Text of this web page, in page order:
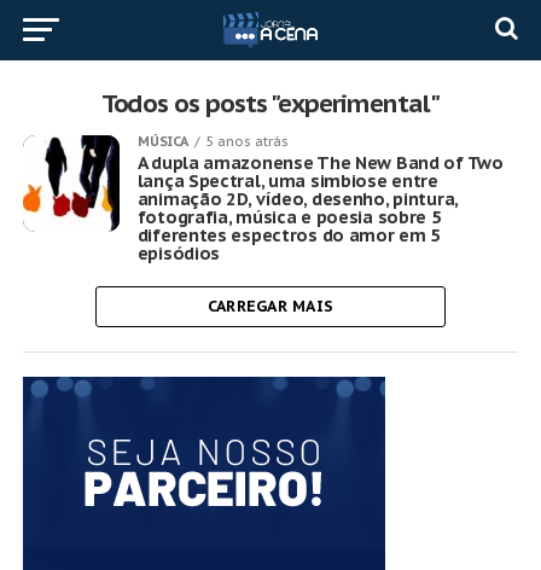
Todos os posts "experimental"
MÚSICA 5 anos atrás
A dupla amazonense The New Band of Two
lança Spectral, uma simbiose entre
animação 2D, vídeo, desenho, pintura,
fotografia, música e poesia sobre 5
diferentes espectros do amor em 5
episódios
CARREGAR MAIS